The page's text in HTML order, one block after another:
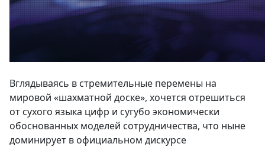
Вглядываясь в стремительные перемены на
мировой «шахматной доске», хочется отрешиться
от сухого языка цифр и сугубо экономически
обоснованных моделей сотрудничества, что ныне
доминирует в официальном дискурсе